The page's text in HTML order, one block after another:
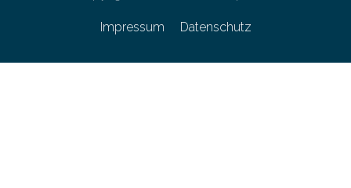
Impressum Datenschutz